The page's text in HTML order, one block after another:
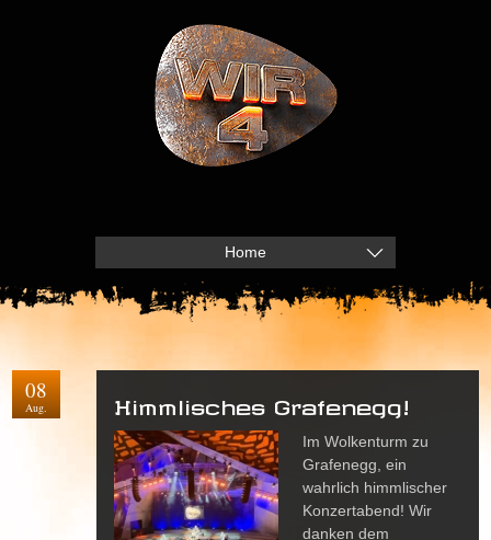
Home
08
Aug. Himmlisches Grafenegg!
Im Wolkenturm zu
Grafenegg, ein
wahrlich himmlischer
Konzertabend! Wir
danken dem